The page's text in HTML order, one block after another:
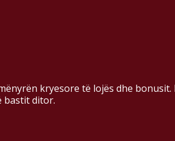
kryesore të lojës dhe
bastit ditor.